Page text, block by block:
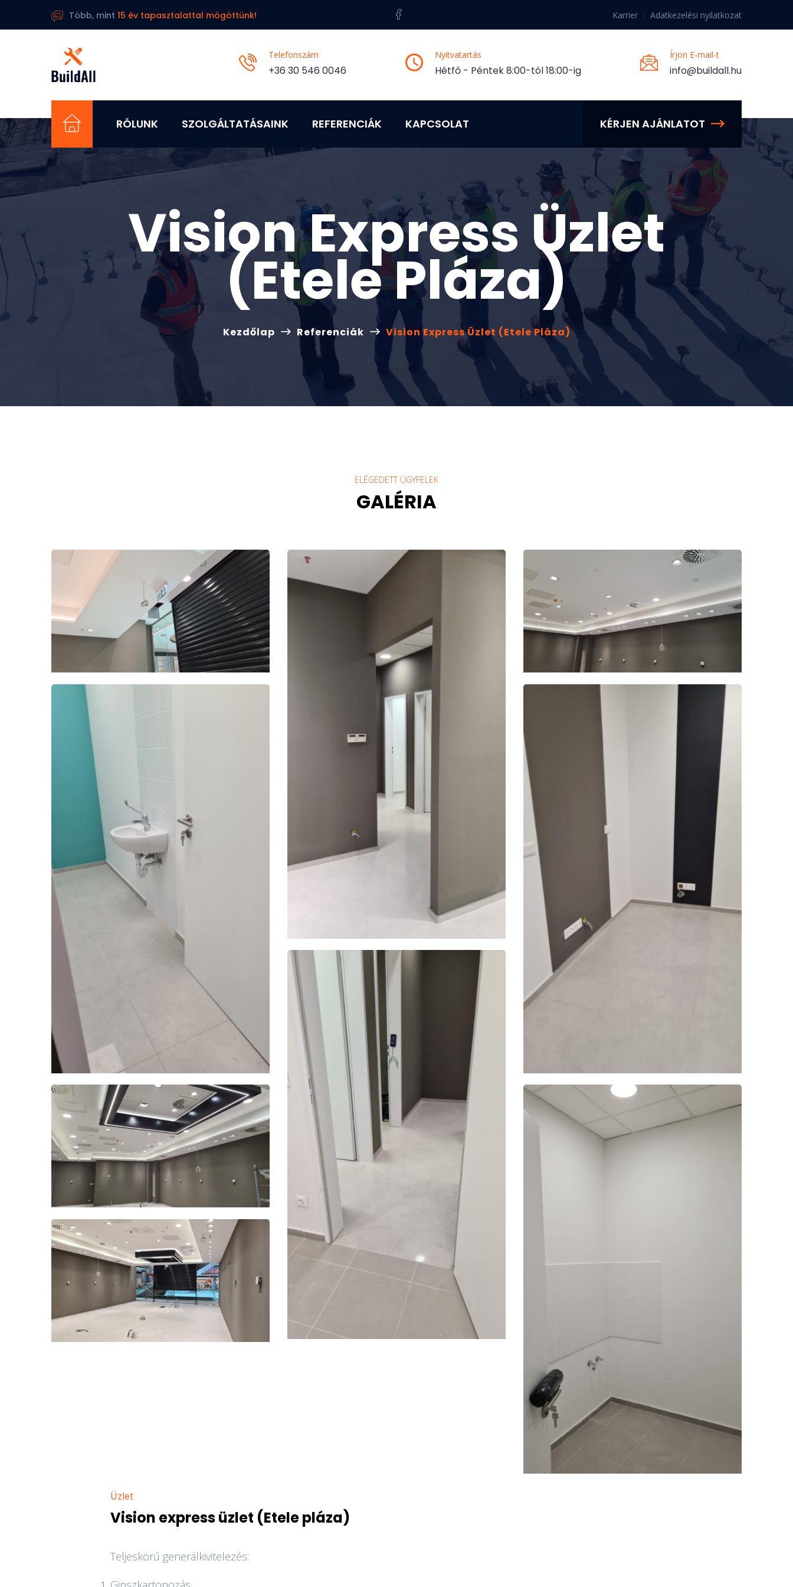
Több, mint 15 év tapasztalattal mögöttünk! Karrier Adatkezelési nyilatkozat
Telefonszám
+36 30 546 0046
Nyitvatartás
Hétfő - Péntek 8:00-tól 18:00-ig
Írjon E-mail-t
info@buildall.hu
RÓLUNK SZOLGÁLTATÁSAINK REFERENCIÁK KAPCSOLAT KÉRJEN AJÁNLATOT
Vision Express Üzlet
(Etele Pláza)
Kezdőlap Referenciák Vision Express Üzlet (Etele Pláza)
ELÉGEDETT ÜGYFELEK
GALÉRIA
Üzlet
Vision express üzlet (Etele pláza)
Teljeskörű generálkivitelezés: